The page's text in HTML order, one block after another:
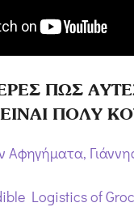
ΠΩΣ
ΠΟΛΥ
Αφηγήματα,
Logistics of